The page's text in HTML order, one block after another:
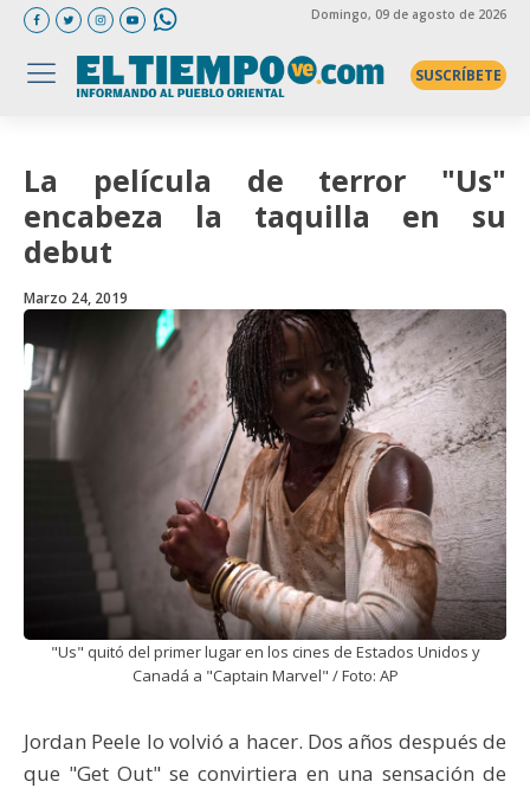
Domingo, 09 de agosto de 2026
SUSCRÍBETE
La película de terror "Us"
encabeza la taquilla en su
debut
Marzo 24, 2019
"Us" quitó del primer lugar en los cines de Estados Unidos y
Canadá a "Captain Marvel" / Foto: AP
Jordan Peele lo volvió a hacer. Dos años después de
que "Get Out" se convirtiera en una sensación de